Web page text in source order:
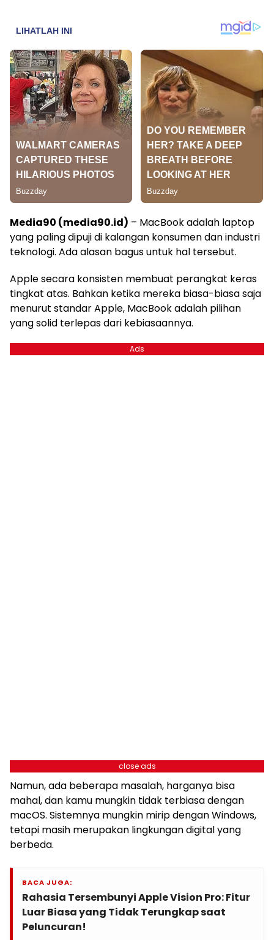
Media90 (media90.id) – MacBook adalah laptop
yang paling dipuji di kalangan konsumen dan industri
teknologi. Ada alasan bagus untuk hal tersebut.
Apple secara konsisten membuat perangkat keras
tingkat atas. Bahkan ketika mereka biasa-biasa saja
menurut standar Apple, MacBook adalah pilihan
yang solid terlepas dari kebiasaannya.
Ads
close ads
Namun, ada beberapa masalah, harganya bisa
mahal, dan kamu mungkin tidak terbiasa dengan
macOS. Sistemnya mungkin mirip dengan Windows,
tetapi masih merupakan lingkungan digital yang
berbeda.
BACA JUGA:
Rahasia Tersembunyi Apple Vision Pro: Fitur
Luar Biasa yang Tidak Terungkap saat
Peluncuran!